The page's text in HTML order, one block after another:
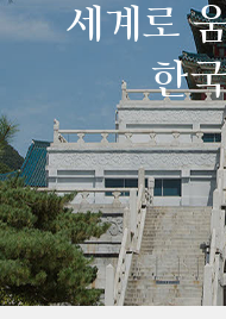
세계로
한